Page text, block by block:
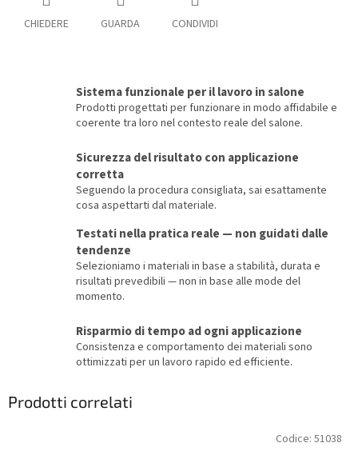
CHIEDERE GUARDA CONDIVIDI
Sistema funzionale per il lavoro in salone
Prodotti progettati per funzionare in modo affidabile e
coerente tra loro nel contesto reale del salone.
Sicurezza del risultato con applicazione
corretta
Seguendo la procedura consigliata, sai esattamente
cosa aspettarti dal materiale.
Testati nella pratica reale — non guidati dalle
tendenze
Selezioniamo i materiali in base a stabilità, durata e
risultati prevedibili — non in base alle mode del
momento.
Risparmio di tempo ad ogni applicazione
Consistenza e comportamento dei materiali sono
ottimizzati per un lavoro rapido ed efficiente.
Prodotti correlati
Codice: 51038